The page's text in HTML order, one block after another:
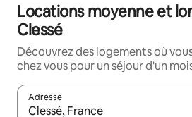
Locations moyenne et
Clessé
Découvrez des logements où
chez vous pour un séjour d'un
Adresse
Lorsque les résultats s'affichent,